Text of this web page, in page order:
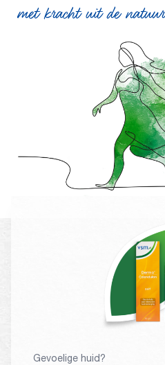
met kracht uit de natuur
Gevoelige huid?